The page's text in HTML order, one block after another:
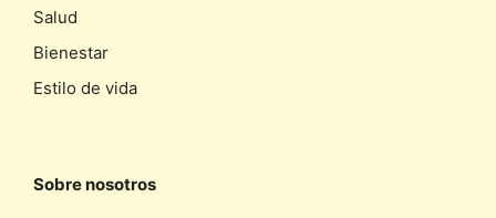
Salud
Bienestar
Estilo de vida
Sobre nosotros